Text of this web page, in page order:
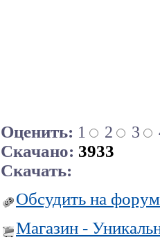
Оценить: 1 2 3
Скачано: 3933
Скачать:
Обсудить на
Магазин -